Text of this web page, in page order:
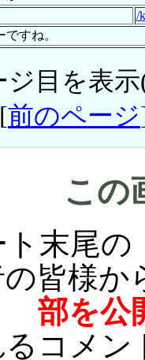
/
すね。
ジ目を表
[前のページ
この
末尾の
の皆様か
部を公
コメン